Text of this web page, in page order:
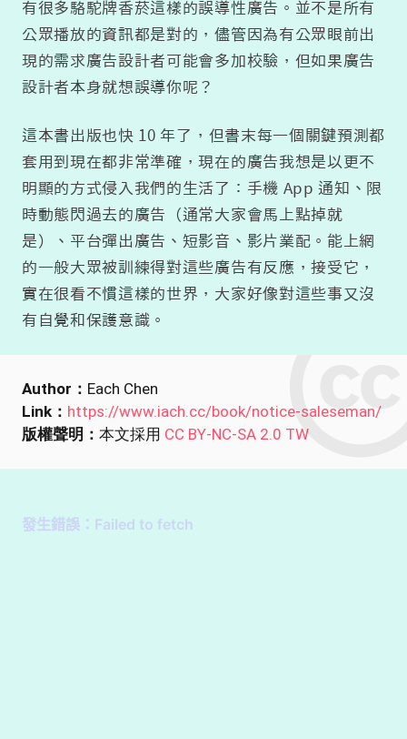
有很多駱駝牌香菸這樣的誤導性廣告。並不是所有
公眾播放的資訊都是對的，儘管因為有公眾眼前出
現的需求廣告設計者可能會多加校驗，但如果廣告
設計者本身就想誤導你呢？
這本書出版也快 10 年了，但書末每一個關鍵預測都
套用到現在都非常準確，現在的廣告我想是以更不
明顯的方式侵入我們的生活了：手機 App 通知、限
時動態閃過去的廣告（通常大家會馬上點掉就
是）、平台彈出廣告、短影音、影片業配。能上網
的一般大眾被訓練得對這些廣告有反應，接受它，
實在很看不慣這樣的世界，大家好像對這些事又沒
有自覺和保護意識。
Author： Each Chen
Link： https://www.iach.cc/book/notice-saleseman/
版權聲明： 本文採用 CC BY-NC-SA 2.0 TW